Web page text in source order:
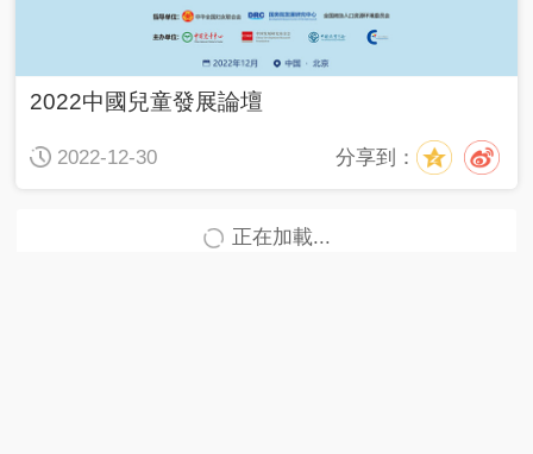
2022中國兒童發展論壇
2022-12-30 分享到：
正在加載...